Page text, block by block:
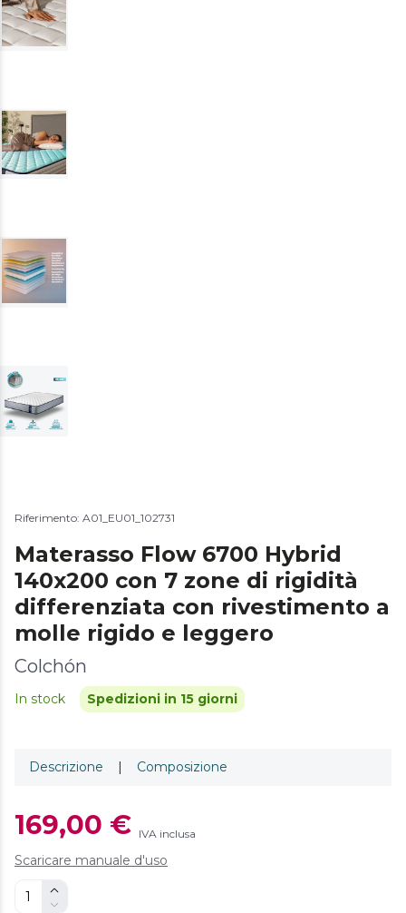
Riferimento: A01_EU01_102731
Materasso Flow 6700 Hybrid
140x200 con 7 zone di rigidità
differenziata con rivestimento a
molle rigido e leggero
Colchón
In stock Spedizioni in 15 giorni
Descrizione | Composizione
169,00 € IVA inclusa
Scaricare manuale d'uso